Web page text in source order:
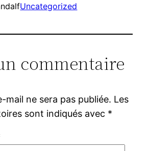
Uncategorized
commentaire
mail ne sera pas publiée. Les
sont indiqués avec *